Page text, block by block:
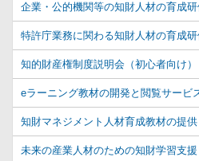
企業・公的機関等の知財人材の育成
特許庁業務に関わる知財人材の育成
知的財産権制度説明会（初心者向け）
eラーニング教材の開発と閲覧サービ
知財マネジメント人材育成教材の提供
未来の産業人材のための知財学習支援